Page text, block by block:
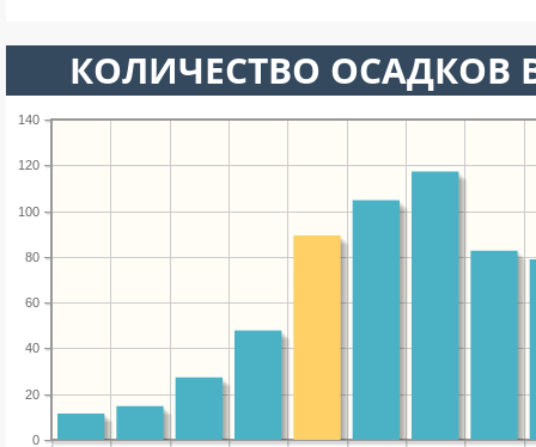
КОЛИЧЕСТВО ОСАДКОВ
0
20
40
60
80
100
120
140